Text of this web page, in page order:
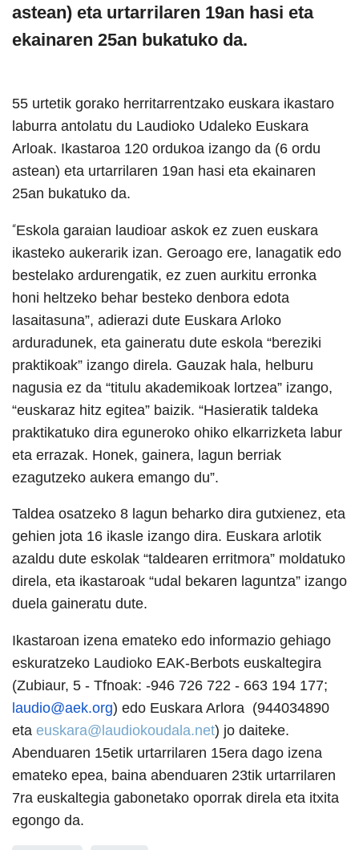
astean) eta urtarrilaren 19an hasi eta
ekainaren 25an bukatuko da.
55 urtetik gorako herritarrentzako euskara ikastaro
laburra antolatu du Laudioko Udaleko Euskara
Arloak. Ikastaroa 120 ordukoa izango da (6 ordu
astean) eta urtarrilaren 19an hasi eta ekainaren
25an bukatuko da.
“Eskola garaian laudioar askok ez zuen euskara
ikasteko aukerarik izan. Geroago ere, lanagatik edo
bestelako ardurengatik, ez zuen aurkitu erronka
honi heltzeko behar besteko denbora edota
lasaitasuna”, adierazi dute Euskara Arloko
arduradunek, eta gaineratu dute eskola “bereziki
praktikoak” izango direla. Gauzak hala, helburu
nagusia ez da “titulu akademikoak lortzea” izango,
“euskaraz hitz egitea” baizik. “Hasieratik taldeka
praktikatuko dira eguneroko ohiko elkarrizketa labur
eta errazak. Honek, gainera, lagun berriak
ezagutzeko aukera emango du”.
Taldea osatzeko 8 lagun beharko dira gutxienez, eta
gehien jota 16 ikasle izango dira. Euskara arlotik
azaldu dute eskolak “taldearen erritmora” moldatuko
direla, eta ikastaroak “udal bekaren laguntza” izango
duela gaineratu dute.
Ikastaroan izena emateko edo informazio gehiago
eskuratzeko Laudioko EAK-Berbots euskaltegira
(Zubiaur, 5 - Tfnoak: -946 726 722 - 663 194 177;
laudio@aek.org) edo Euskara Arlora (944034890
eta euskara@laudiokoudala.net) jo daiteke.
Abenduaren 15etik urtarrilaren 15era dago izena
emateko epea, baina abenduaren 23tik urtarrilaren
7ra euskaltegia gabonetako oporrak direla eta itxita
egongo da.